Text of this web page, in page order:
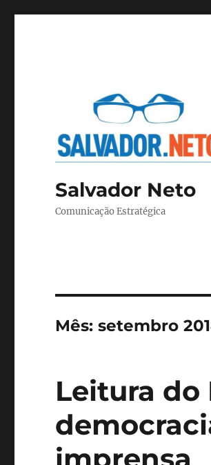
Salvador Neto
Comunicação Estratégica
Mês:setembro
Leitura do